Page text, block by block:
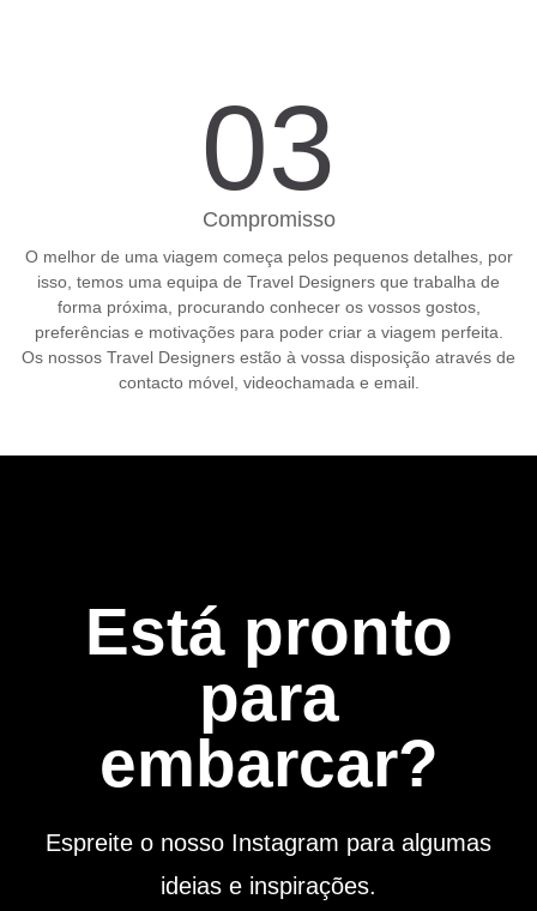
03
Compromisso
O melhor de uma viagem começa pelos pequenos detalhes, por
isso, temos uma equipa de Travel Designers que trabalha de
forma próxima, procurando conhecer os vossos gostos,
preferências e motivações para poder criar a viagem perfeita.
Os nossos Travel Designers estão à vossa disposição através de
contacto móvel, videochamada e email.
Está pronto
para
embarcar?
Espreite o nosso Instagram para algumas
ideias e inspirações.